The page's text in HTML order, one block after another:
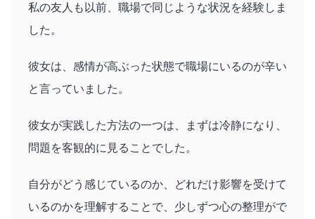
私の友人も以前、職場で同じような状況を経験しま
した。
彼女は、感情が高ぶった状態で職場にいるのが辛い
と言っていました。
彼女が実践した方法の一つは、まずは冷静になり、
問題を客観的に見ることでした。
自分がどう感じているのか、どれだけ影響を受けて
いるのかを理解することで、少しずつ心の整理がで